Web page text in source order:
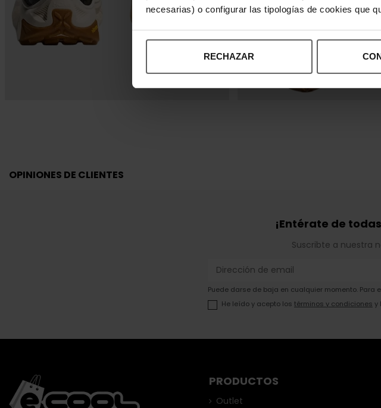
necesarias) o configurar las tipologías de cookies que
RECHAZAR
OPINIONES DE CLIENTES
¡Entérate de
Suscribte a nuestra
Puede darse de baja en cualquier momento.
He leído y acepto los términos y condiciones y
PRODUCTOS
Outlet